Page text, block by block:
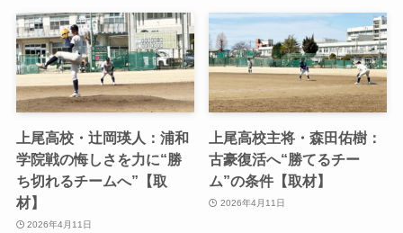
上尾高校・辻岡瑛人：浦和
学院戦の悔しさを力に“勝
ち切れるチームへ”【取
材】
2026年4月11日
上尾高校主将・森田佑樹：
古豪復活へ“勝てるチー
ム”の条件【取材】
2026年4月11日